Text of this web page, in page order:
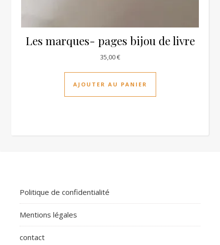
Les marques- pages bijou de livre
35,00€
AJOUTER AU PANIER
Politique de confidentialité
Mentions légales
contact